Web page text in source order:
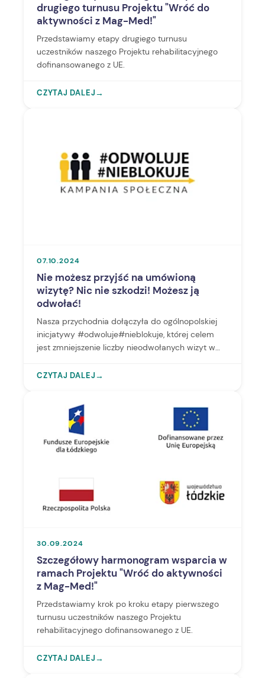
drugiego turnusu Projektu "Wróć do
aktywności z Mag-Med!"
Przedstawiamy etapy drugiego turnusu
uczestników naszego Projektu rehabilitacyjnego
dofinansowanego z UE.
CZYTAJ DALEJ→
07.10.2024
Nie możesz przyjść na umówioną
wizytę? Nic nie szkodzi! Możesz ją
odwołać!
Nasza przychodnia dołączyła do ogólnopolskiej
inicjatywy #odwoluje#nieblokuje, której celem
jest zmniejszenie liczby nieodwołanych wizyt w
CZYTAJ DALEJ→
30.09.2024
Szczegółowy harmonogram wsparcia w
ramach Projektu "Wróć do aktywności
z Mag-Med!"
Przedstawiamy krok po kroku etapy pierwszego
turnusu uczestników naszego Projektu
rehabilitacyjnego dofinansowanego z UE.
CZYTAJ DALEJ→